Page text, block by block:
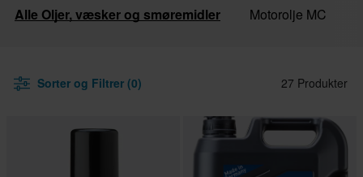
Alle Oljer, væsker og smøremidler Motorolje MC
Sorter og Filtrer (0) 27 Produkter